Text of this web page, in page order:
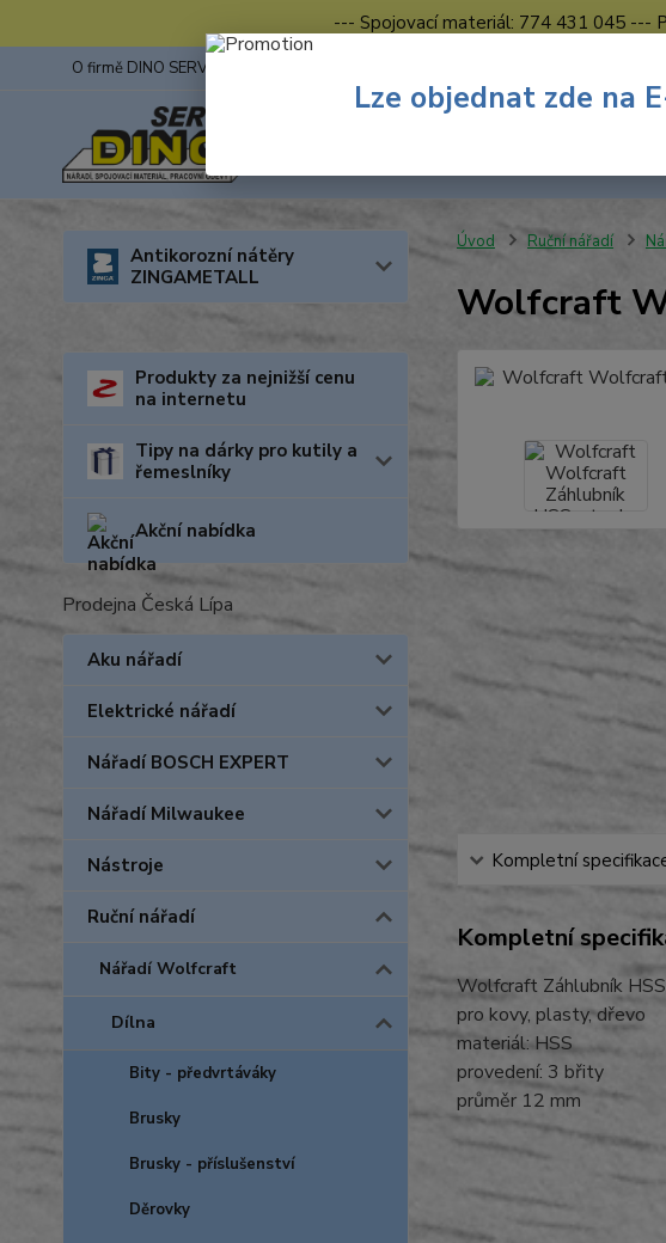
--- Spojovací materiál: 774 431 045 ---
O firmě DINO SERVIS s.r.o.
Antikorozní nátěry
ZINGAMETALL
Produkty za nejnižší cenu
na internetu
Tipy na dárky pro kutily a
řemeslníky
Akční nabídka
Prodejna Česká Lípa
Aku nářadí
Elektrické nářadí
Nářadí BOSCH EXPERT
Nářadí Milwaukee
Nástroje
Ruční nářadí
Nářadí Wolfcraft
Dílna
Bity - předvrtáváky
Brusky
Brusky - příslušenství
Děrovky
Úvod Ruční nářadí
Wolfcraft
Kompletní
Kompletní
Wolfcraft Záhlubník
pro kovy, plasty, dřevo
materiál: HSS
provedení: 3 břity
průměr 12 mm
Lze objednat zde na